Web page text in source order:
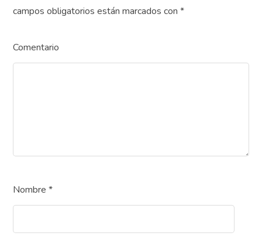
campos obligatorios están marcados con*
Comentario
Nombre*